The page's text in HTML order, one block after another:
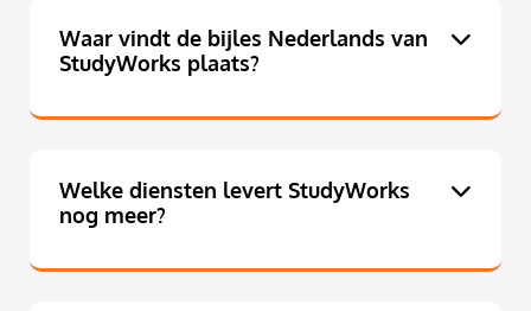
Waar vindt de bijles Nederlands van
StudyWorks plaats?
Welke diensten levert StudyWorks
nog meer?